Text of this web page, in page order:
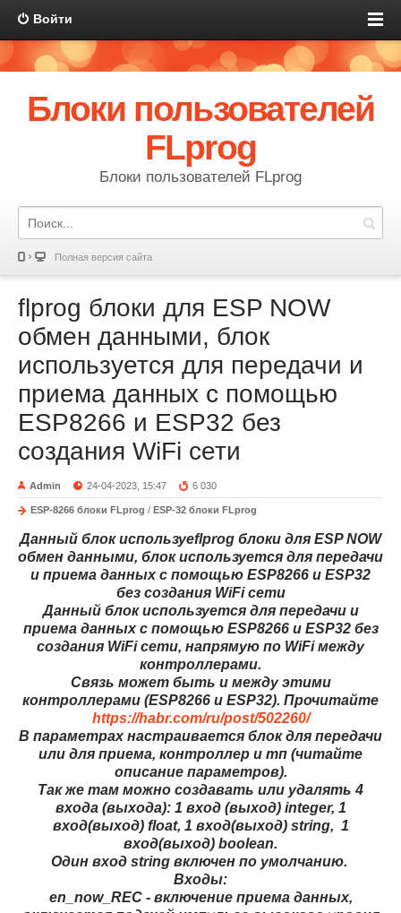
Войти
Блоки пользователей
FLprog
Блоки пользователей FLprog
Полная версия сайта
flprog блоки для ESP NOW
обмен данными, блок
используется для передачи и
приема данных с помощью
ESP8266 и ESP32 без
создания WiFi сети
Admin 24-04-2023, 15:47 6 030
ESP-8266 блоки FLprog / ESP-32 блоки FLprog
Данный блок используеflprog блоки для ESP NOW
обмен данными, блок используется для передачи
и приема данных с помощью ESP8266 и ESP32
без создания WiFi сети
Данный блок используется для передачи и
приема данных с помощью ESP8266 и ESP32 без
создания WiFi сети, напрямую по WiFi между
контроллерами.
Связь может быть и между этими
контроллерами (ESP8266 и ESP32). Прочитайте
https://habr.com/ru/post/502260/
В параметрах настраивается блок для передачи
или для приема, контроллер и тп (читайте
описание параметров).
Так же там можно создавать или удалять 4
входа (выхода): 1 вход (выход) integer, 1
вход(выход) float, 1 вход(выход) string, 1
вход(выход) boolean.
Один вход string включен по умолчанию.
Входы:
en_now_REC - включение приема данных,